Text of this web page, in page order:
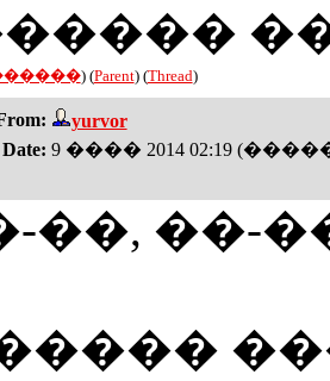
) (Parent) (Thread)
yurvor
Date: 9 ���� 2014 02:19
��, ��-